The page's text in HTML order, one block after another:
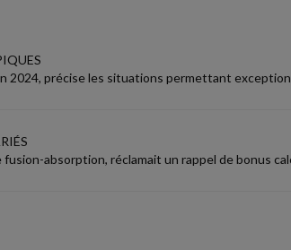
2024, précise les situations permettant
absorption, réclamait un rappel de bonus